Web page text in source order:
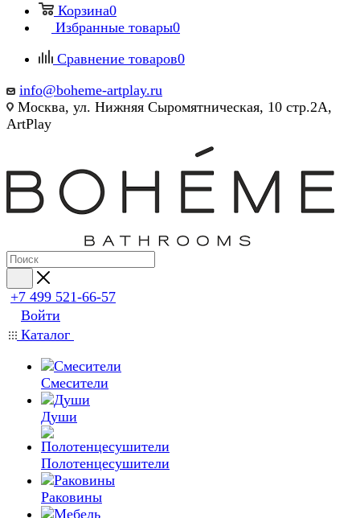
Корзина0
Избранные товары0
Сравнение товаров0
info@boheme-artplay.ru
Москва, ул. Нижняя Сыромятническая, 10 стр.2А,
ArtPlay
+7 499 521-66-57
Войти
Каталог
Смесители
Души
Полотенцесушители
Раковины